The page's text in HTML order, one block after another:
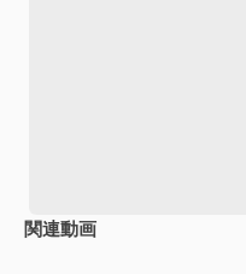
関連動画